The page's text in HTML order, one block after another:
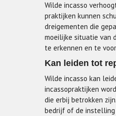
Wilde incasso
praktijken kunnen
dreigementen die
moeilijke situatie van
te erkennen en te
Kan leiden tot
Wilde incasso kan
incassopraktijken
die erbij betrokken
bedrijf of de instelling